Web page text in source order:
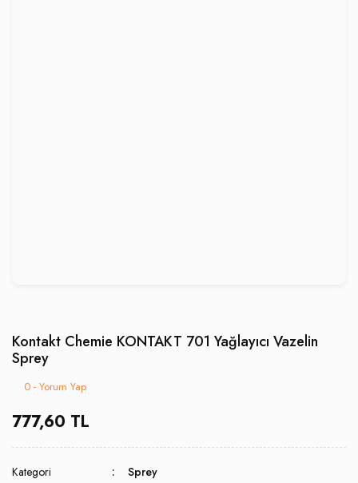
Kontakt Chemie KONTAKT 701 Yağlayıcı Vazelin
Sprey
0 - Yorum Yap
777,60 TL
Kategori Sprey